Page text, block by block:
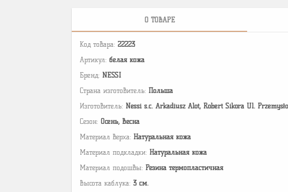
О ТОВАРЕ
Код товара: 22223
Артикул: белая кожа
Бренд: NESSI
Страна изготовитель: Польша
Изготовитель: Nessi s.c. Arkadiusz Alot, Robert Sikora Ul.
Сезон: Осень, Весна
Материал верха: Натуральная кожа
Материал подкладки: Натуральная кожа
Материал подошвы: Резина термопластичная
Высота каблука: 3 см.